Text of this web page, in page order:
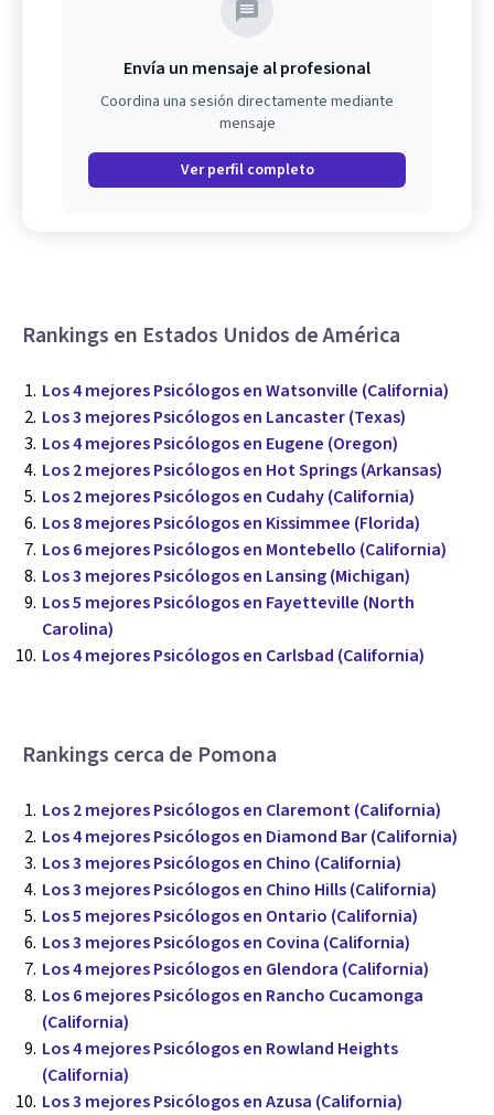
Envía un mensaje al profesional
Coordina una sesión directamente mediante
mensaje
Ver perfil completo
Rankings en Estados Unidos de América
Los 4 mejores Psicólogos en Watsonville (California)
Los 3 mejores Psicólogos en Lancaster (Texas)
Los 4 mejores Psicólogos en Eugene (Oregon)
Los 2 mejores Psicólogos en Hot Springs (Arkansas)
Los 2 mejores Psicólogos en Cudahy (California)
Los 8 mejores Psicólogos en Kissimmee (Florida)
Los 6 mejores Psicólogos en Montebello (California)
Los 3 mejores Psicólogos en Lansing (Michigan)
Los 5 mejores Psicólogos en Fayetteville (North
Carolina)
Los 4 mejores Psicólogos en Carlsbad (California)
Rankings cerca de Pomona
Los 2 mejores Psicólogos en Claremont (California)
Los 4 mejores Psicólogos en Diamond Bar (California)
Los 3 mejores Psicólogos en Chino (California)
Los 3 mejores Psicólogos en Chino Hills (California)
Los 5 mejores Psicólogos en Ontario (California)
Los 3 mejores Psicólogos en Covina (California)
Los 4 mejores Psicólogos en Glendora (California)
Los 6 mejores Psicólogos en Rancho Cucamonga
(California)
Los 4 mejores Psicólogos en Rowland Heights
(California)
Los 3 mejores Psicólogos en Azusa (California)